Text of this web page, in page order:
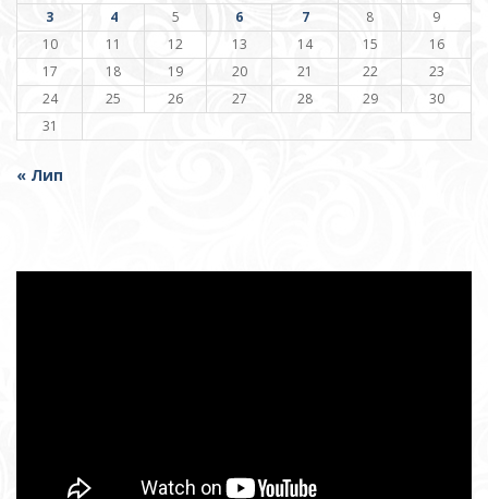
3
4 5 6 7 8
9
10
11 12 13 14 15
16
17
18 19 20 21 22
23
24
25 26 27 28 29
30
31
« Лип